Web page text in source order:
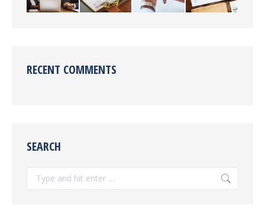
RECENT COMMENTS
SEARCH
Search: